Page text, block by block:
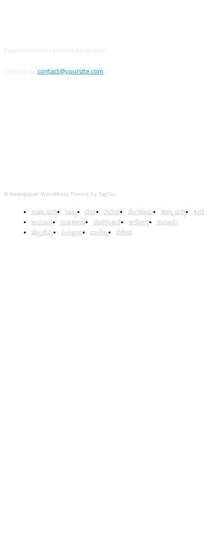
contact@yoursite.com
© Newspaper WordPress Theme by TagDiv
ತಾಜಾ ಸುದ್ದಿ
ರಾಜ್ಯ ದೇಶ ವಿದೇಶ ಬೆಂಗಳೂರು ಜಿಲ್ಲಾ ಸುದ್ದಿ
ಕ್ರೀಡೆ
ಅಪರಾಧ
ರಾಜಕೀಯ ಮನರಂಜನೆ ಆರೋಗ್ಯ
ಕಾನೂನು
ಜ್ಯೋತಿಷ್ಯ
ತಂತ್ರಜ್ಞಾನ ವಾಣಿಜ್ಯ ವಿಶೇಷ